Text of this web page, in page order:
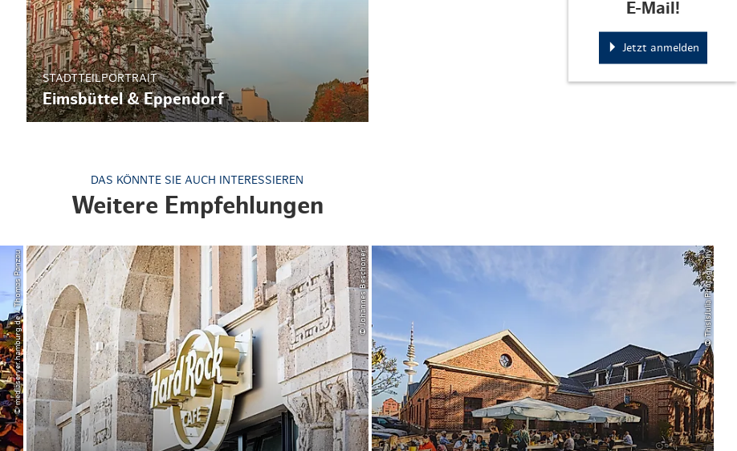
E-Mail!
Jetzt anmelden
STADTTEILPORTRAIT
Eimsbüttel & Eppendorf
DAS KÖNNTE SIE AUCH INTERESSIEREN
Weitere Empfehlungen
© mediaserver.hamburg.de / Thomas Panzau © Johannes Beschoner © ThisIsJulia Photography